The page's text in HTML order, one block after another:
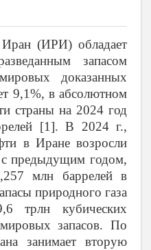
Иран (ИРИ) обладает
запасом
доказанных
9,1%, в абсолютном
страны на 2024 год
[1]. В 2024 г.,
в Иране возросли
предыдущим годом,
млн баррелей в
природного газа
трлн кубических
запасов. По
занимает вторую